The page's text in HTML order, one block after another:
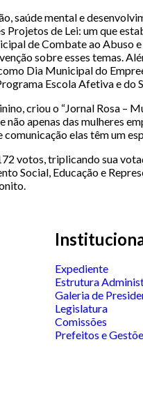
saúde mental e
de Lei: um que
de Combate ao Abuso
sobre esses temas.
Dia Municipal do
Escola Afetiva e do
criou o “Jornal Rosa –
apenas das mulheres
elas têm um
votos, triplicando sua
Social, Educação e
Expediente
Estrutura
Galeria de
Legislatura
Comissões
Prefeitos e